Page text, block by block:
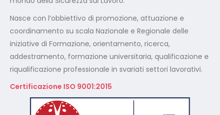
Certificazione ISO 14001:2015